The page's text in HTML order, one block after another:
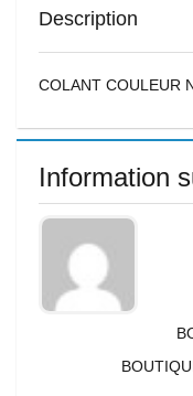
Description
COLANT COULEUR
Information